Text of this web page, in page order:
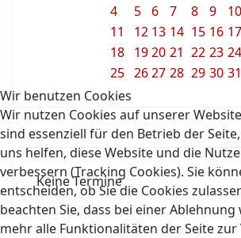
4
5 6 7 8 9
10
11
12 13 14 15 16 17
18
19 20 21 22 23 24
25 26 27 28 29 30 31
Keine Termine
Wir benutzen Cookies
Wir nutzen Cookies auf unserer
sind essenziell für den Betrieb der
uns helfen, diese Website und die
verbessern (Tracking Cookies). Sie
entscheiden, ob Sie die Cookies
beachten Sie, dass bei einer
mehr alle Funktionalitäten der Seite